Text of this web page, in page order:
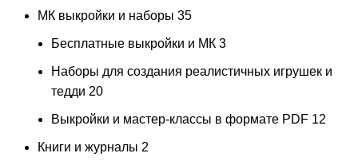
МК выкройки и наборы 35
Бесплатные выкройки и МК 3
Наборы для создания реалистичных игрушек и
тедди 20
Выкройки и мастер-классы в формате PDF 12
Книги и журналы 2